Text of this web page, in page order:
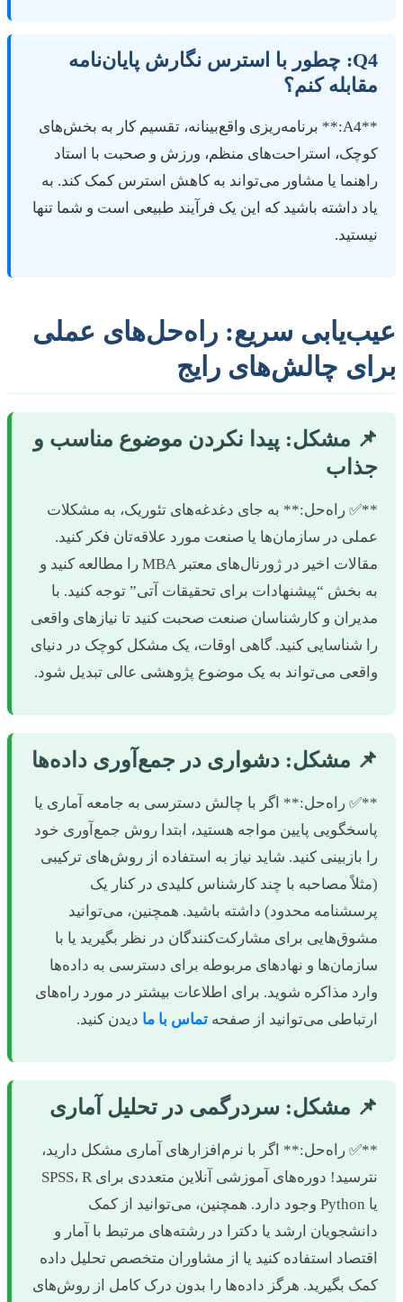
Q4: چطور با استرس نگارش پایان‌نامه
کنم؟
**A4:** برنامه‌ریزی واقع‌بینانه، تقسیم کار به بخش‌های
استراحت‌های منظم، ورزش و صحبت با استاد
یا مشاور می‌تواند به کاهش استرس کمک کند. به
داشته باشید که این یک فرآیند طبیعی است و شما تنها
سریع: راه‌حل‌های عملی
چالش‌های رایج
مشکل: پیدا نکردن موضوع مناسب و
راه‌حل:** به جای دغدغه‌های تئوریک، به مشکلات
در سازمان‌ها یا صنعت مورد علاقه‌تان فکر کنید.
مقالات اخیر در ژورنال‌های معتبر MBA را مطالعه کنید و
بخش “پیشنهادات برای تحقیقات آتی” توجه کنید. با
و کارشناسان صنعت صحبت کنید تا نیازهای واقعی
شناسایی کنید. گاهی اوقات، یک مشکل کوچک در دنیای
می‌تواند به یک موضوع پژوهشی عالی تبدیل شود.
مشکل: دشواری در جمع‌آوری داده‌ها
راه‌حل:** اگر با چالش دسترسی به جامعه آماری یا
پایین مواجه هستید، ابتدا روش جمع‌آوری خود
بازبینی کنید. شاید نیاز به استفاده از روش‌های ترکیبی
مصاحبه با چند کارشناس کلیدی در کنار یک
محدود) داشته باشید. همچنین، می‌توانید
برای مشارکت‌کنندگان در نظر بگیرید یا با
و نهادهای مربوطه برای دسترسی به داده‌ها
مذاکره شوید. برای اطلاعات بیشتر در مورد راه‌های
می‌توانید از صفحهتماس با ما دیدن کنید.
مشکل: سردرگمی در تحلیل آماری
راه‌حل:** اگر با نرم‌افزارهای آماری مشکل دارید،
نترسید! دوره‌های آموزشی آنلاین متعددی برای SPSS، R
یا Python وجود دارد. همچنین، می‌توانید از کمک
ارشد یا دکترا در رشته‌های مرتبط با آمار و
استفاده کنید یا از مشاوران متخصص تحلیل داده
بگیرید. هرگز داده‌ها را بدون درک کامل از روش‌های